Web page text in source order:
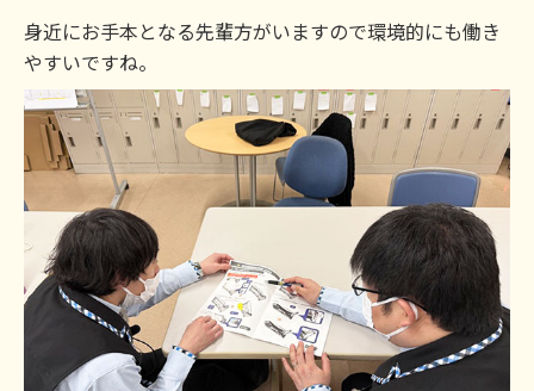
身近にお手本となる先輩方がいますので環境的にも働き
やすいですね。